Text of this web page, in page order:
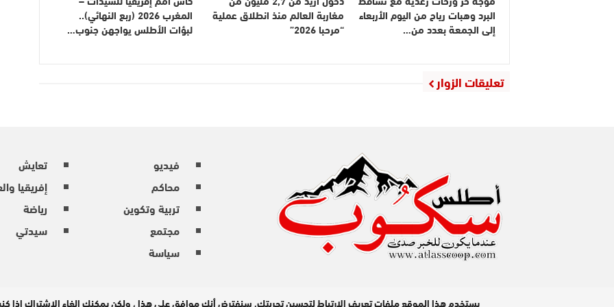
البرد وهبات رياح من اليوم الأربعاء
إلى الجمعة بعدد من…
مغاربة العالم منذ انطلاق عملية
“مرحبا 2026”
المغرب 2026 (ربع النهائي)..
لبؤات الأطلس يواجهن جنوب…
تعليقات الزوار
فيديو
محاكم
تربية وتكوين
مجتمع
سياسة
تعايش
إفريقيا
رياضة
سيدتي
مدير النشر : عبد الله عزي / جميع الحقوق محفوظة © 2026
يستخدم هذا الموقع ملفات تعريف الارتباط لتحسين تجربتك. سنفترض أنك موافق على هذا ، ولكن يمكنك إلغاء الاشتراك